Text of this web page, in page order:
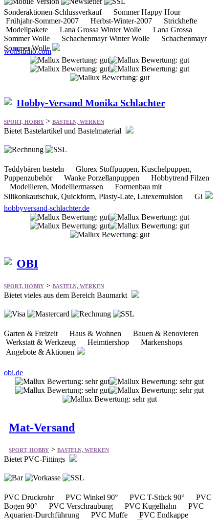
Sonderaktionen-Schlussverkauf Sommer Happy Hour
Frühjahr-Sommer-2007 Herbst-Winter-2007 Strickhefte
Modellpakete Lana Grossa Winter Wolle Lana Grossa
Sommer Wolle Schachenmayr Winter Wolle Schachenmayr
Sommer Wolle
wollstudio.com
Hobby-Versand Monika Schlachter
SPORT, HOBBY > BASTELN, WERKEN
Bietet Bastelartikel und Bastelmaterial
Teddybären basteln Glorex Stoffpuppen, Kuschelpuppen,
Puppenzubehör Wanke Porzellanpuppen Hobbytrend Filzen
Modellieren, Modelliermassen Formenbau mit
Silikonkautschuk, Quickform, Plasty-Late, Latexemulsion Gi
hobbyversand-schlachter.de
OBI
SPORT, HOBBY > BASTELN, WERKEN
Bietet vieles aus dem Bereich Baumarkt
Garten & Freizeit Haus & Wohnen Bauen & Renovieren
Werkstatt & Werkzeug Heimtiershop Markenshops
Angebote & Aktionen
obi.de
Mat-Versand
SPORT, HOBBY > BASTELN, WERKEN
Bietet PVC-Fittings
PVC Druckrohr PVC Winkel 90° PVC T-Stück 90° PVC
Bogen 90° PVC Verschraubung PVC Kugelhahn PVC
Aquarien-Durchführung PVC Muffe PVC Endkappe